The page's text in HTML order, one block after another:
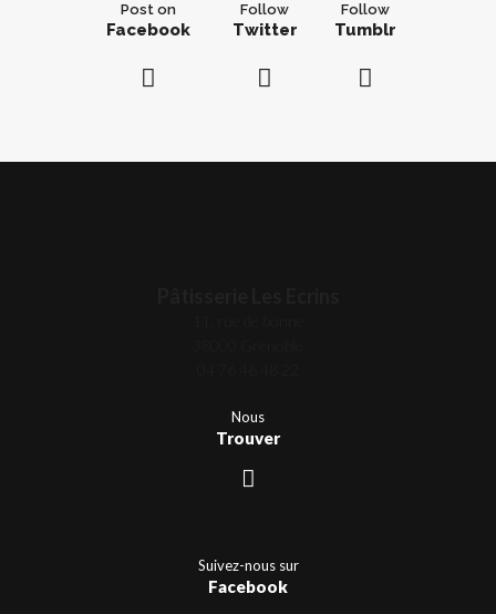
Post on
Facebook
Follow
Twitter
Follow
Tumblr
Nous
Trouver
Suivez-nous sur
Facebook